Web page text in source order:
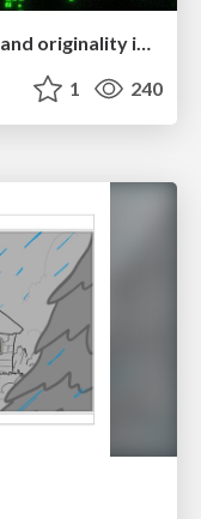
1 240